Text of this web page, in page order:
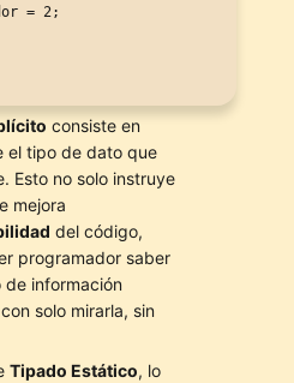
= 2;
consiste en
el tipo de dato que
Esto no solo instruye
mejora
del código,
programador saber
información
solo mirarla, sin
Tipado Estático, lo